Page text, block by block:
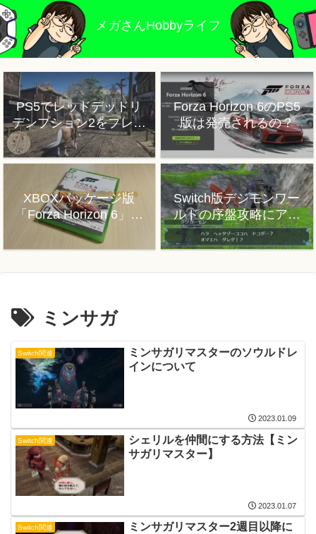
メガさんHobbyライフ
PS5でレッドデッドリ
デンプション2をプレイ
した感想
Forza Horizon 6のPS5
版は発売されるの？
XBOXパッケージ版
「Forza Horizon 6」プ
レイレビュー
Switch版デジモンワー
ルドの序盤攻略にアド
バイス
ミンサガ
Switch関連
ミンサガリマスターのソウルドレ
インについて
2023.01.09
Switch関連
シェリルを仲間にする方法【ミン
サガリマスター】
2023.01.07
Switch関連
ミンサガリマスター2週目以降に